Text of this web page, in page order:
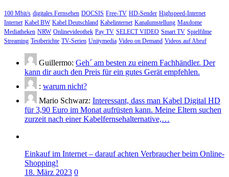
100 Mbit/s digitales Fernsehen DOCSIS Free-TV HD-Sender Highspeed-Internet
Internet Kabel BW Kabel Deutschland Kabelinternet Kanalumstellung Maxdome
Mediatheken NRW Onlinevideothek Pay TV SELECT VIDEO Smart TV Spielfilme
Streaming Testberichte TV-Serien Unitymedia Video on Demand Videos auf Abruf
Guillermo: Geh´ am besten zu einem Fachhändler. Der
kann dir auch den Preis für ein gutes Gerät empfehlen.
: warum nicht?
Mario Schwarz: Interessant, dass man Kabel Digital HD
für 3,90 Euro im Monat aufrüsten kann. Meine Eltern suchen
zurzeit nach einer Kabelfernsehalternative,…
Einkauf im Internet – darauf achten Verbraucher beim Online-
Shopping!
18. März 2023 0